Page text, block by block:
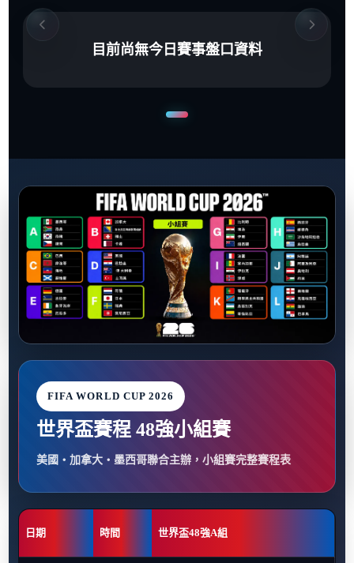
目前尚無今日賽事盤口資料
FIFA WORLD CUP 2026
世界盃賽程 48強小組賽
美國・加拿大・墨西哥聯合主辦，小組賽完整賽程表
日期 時間 世界盃48強A組